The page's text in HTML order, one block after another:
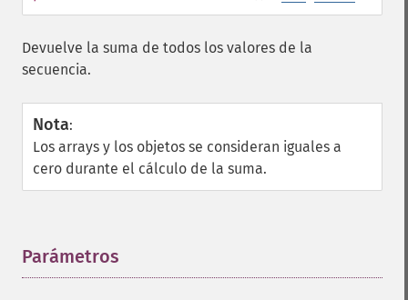
Devuelve la suma de todos los valores de la
secuencia.
Nota:
Los arrays y los objetos se consideran iguales a
cero durante el cálculo de la suma.
Parámetros